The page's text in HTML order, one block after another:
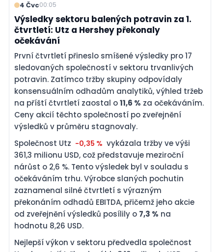
4 Čvc00:05
Výsledky sektoru balených potravin za 1.
čtvrtletí: Utz a Hershey překonaly
očekávání
První čtvrtletí přineslo smíšené výsledky pro 17
sledovaných společností v sektoru trvanlivých
potravin. Zatímco tržby skupiny odpovídaly
konsensuálním odhadům analytiků, výhled tržeb
na příští čtvrtletí zaostal o11,6 % za očekáváním.
Ceny akcií těchto společností po zveřejnění
výsledků v průměru stagnovaly.
Společnost Utz -0,35 % vykázala tržby ve výši
361,3 milionu USD, což představuje meziroční
nárůst o 2,6 %. Tento výsledek byl v souladu s
očekáváním trhu. Výrobce slaných pochutin
zaznamenal silné čtvrtletí s výrazným
překonáním odhadů EBITDA, přičemž jeho akcie
od zveřejnění výsledků posílily o 7,3 % na
hodnotu 8,26 USD.
Nejlepší výkon v sektoru předvedla společnost